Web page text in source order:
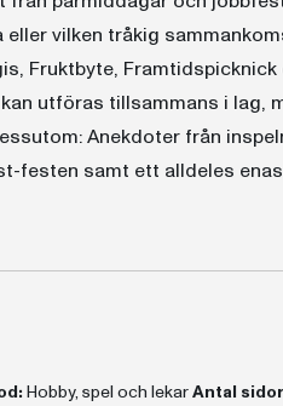
vilken tråkig
Fruktbyte, Framtidspicknick
utföras tillsammans i lag,
Anekdoter från
festen samt ett alldeles
Hobby, spel och lekarAntal